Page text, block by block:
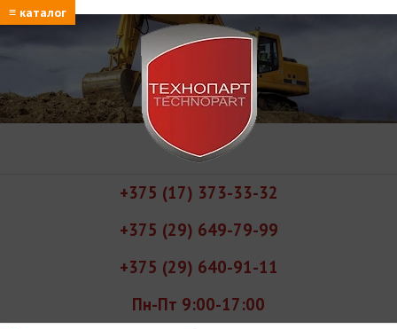
≡ каталог
+375 (17) 373-33-32
+375 (29) 649-79-99
+375 (29) 640-91-11
Пн-Пт 9:00-17:00